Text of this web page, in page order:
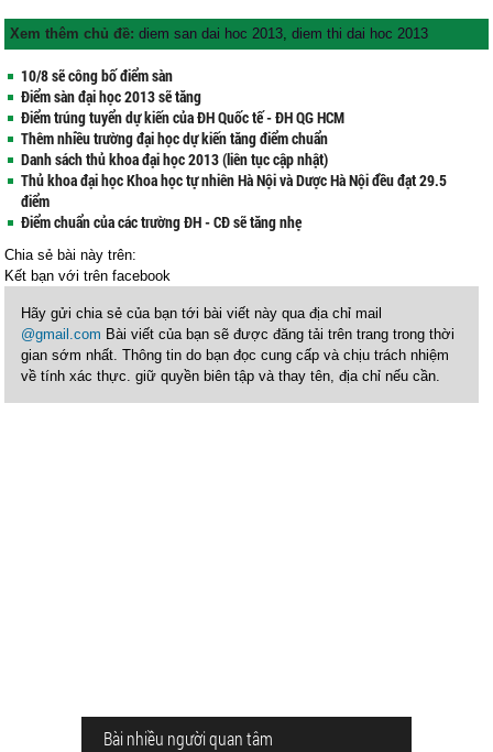
Xem thêm chủ đề:diem san dai hoc 2013,diem thi dai hoc 2013
10/8 sẽ công bố điểm sàn
Điểm sàn đại học 2013 sẽ tăng
Điểm trúng tuyển dự kiến của ĐH Quốc tế - ĐH QG HCM
Thêm nhiều trường đại học dự kiến tăng điểm chuẩn
Danh sách thủ khoa đại học 2013 (liên tục cập nhật)
Thủ khoa đại học Khoa học tự nhiên Hà Nội và Dược Hà Nội đều đạt 29.5
điểm
Điểm chuẩn của các trường ĐH - CĐ sẽ tăng nhẹ
Chia sẻ bài này trên:
Kết bạn vớitrên facebook
Hãy gửi chia sẻ của bạn tới bài viết này qua địa chỉ mail
@gmail.com Bài viết của bạn sẽ được đăng tải trên trang trong thời
gian sớm nhất. Thông tin do bạn đọc cung cấp và chịu trách nhiệm
về tính xác thực. giữ quyền biên tập và thay tên, địa chỉ nếu cần.
Bài nhiều người quan tâm